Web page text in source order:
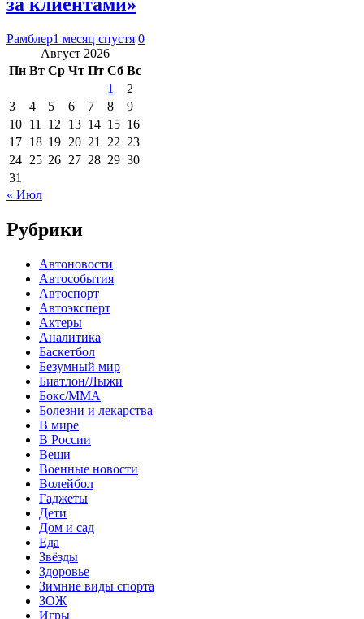
Рамблер1 месяц спустя 0
Август 2026
Пн Вт Ср Чт Пт Сб Вс
1
2
3
4 5 6 7 8
9
10 11 12 13 14 15 16
17 18 19 20 21 22 23
24 25 26 27 28 29 30
31
« Июл
Рубрики
Автоновости
Автособытия
Автоспорт
Автоэксперт
Актеры
Аналитика
Баскетбол
Безумный мир
Биатлон/Лыжи
Бокс/MMA
Болезни и лекарства
В мире
В России
Вещи
Военные новости
Волейбол
Гаджеты
Дети
Дом и сад
Еда
Звёзды
Здоровье
Зимние виды спорта
ЗОЖ
Игры